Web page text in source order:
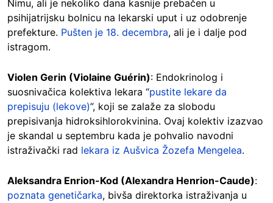
Nimu, ali je nekoliko dana kasnije prebačen u
psihijatrijsku bolnicu na lekarski uput i uz odobrenje
prefekture. Pušten je 18. decembra, ali je i dalje pod
istragom.
Violen Gerin (Violaine Guérin): Endokrinolog i
suosnivačica kolektiva lekara “pustite lekare da
prepisuju (lekove)”, koji se zalaže za slobodu
prepisivanja hidroksihlorokvinina. Ovaj kolektiv izazvao
je skandal u septembru kada je pohvalio navodni
istraživački rad lekara iz Aušvica Žozefa Mengelea.
Aleksandra Enrion-Kod (Alexandra Henrion-Caude):
poznata genetičarka, bivša direktorka istraživanja u